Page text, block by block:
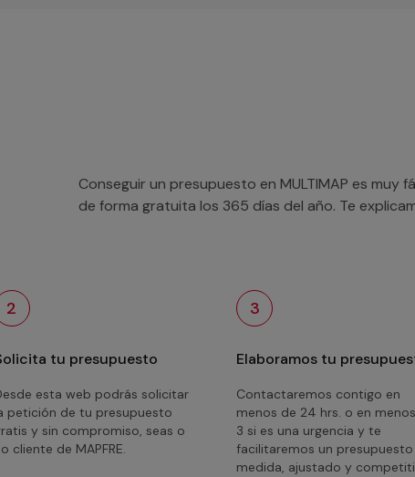
Conseguir un presupuesto en MULTIMAP es muy
de forma gratuita los 365 días del año. Te
2
tu presupuesto
esta web podrás solicitar
petición de tu presupuesto
y sin compromiso, seas o
cliente de MAPFRE.
3
Elaboramos tu
Contactaremos contigo en
menos de 24 hrs. o en
3 si es una urgencia y te
facilitaremos un presupuesto
medida, ajustado y